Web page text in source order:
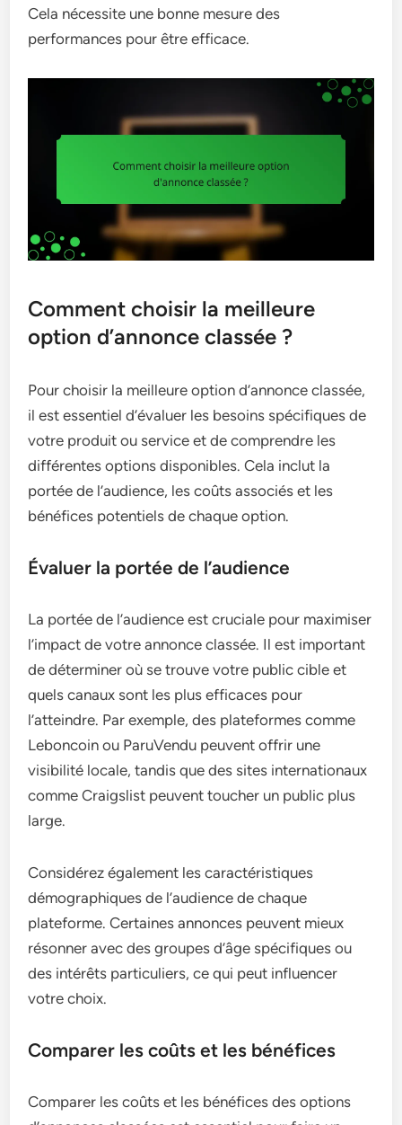
Cela nécessite une bonne mesure des
performances pour être efficace.
Comment choisir la meilleure
option d’annonce classée ?
Pour choisir la meilleure option d’annonce classée,
il est essentiel d’évaluer les besoins spécifiques de
votre produit ou service et de comprendre les
différentes options disponibles. Cela inclut la
portée de l’audience, les coûts associés et les
bénéfices potentiels de chaque option.
Évaluer la portée de l’audience
La portée de l’audience est cruciale pour maximiser
l’impact de votre annonce classée. Il est important
de déterminer où se trouve votre public cible et
quels canaux sont les plus efficaces pour
l’atteindre. Par exemple, des plateformes comme
Leboncoin ou ParuVendu peuvent offrir une
visibilité locale, tandis que des sites internationaux
comme Craigslist peuvent toucher un public plus
large.
Considérez également les caractéristiques
démographiques de l’audience de chaque
plateforme. Certaines annonces peuvent mieux
résonner avec des groupes d’âge spécifiques ou
des intérêts particuliers, ce qui peut influencer
votre choix.
Comparer les coûts et les bénéfices
Comparer les coûts et les bénéfices des options